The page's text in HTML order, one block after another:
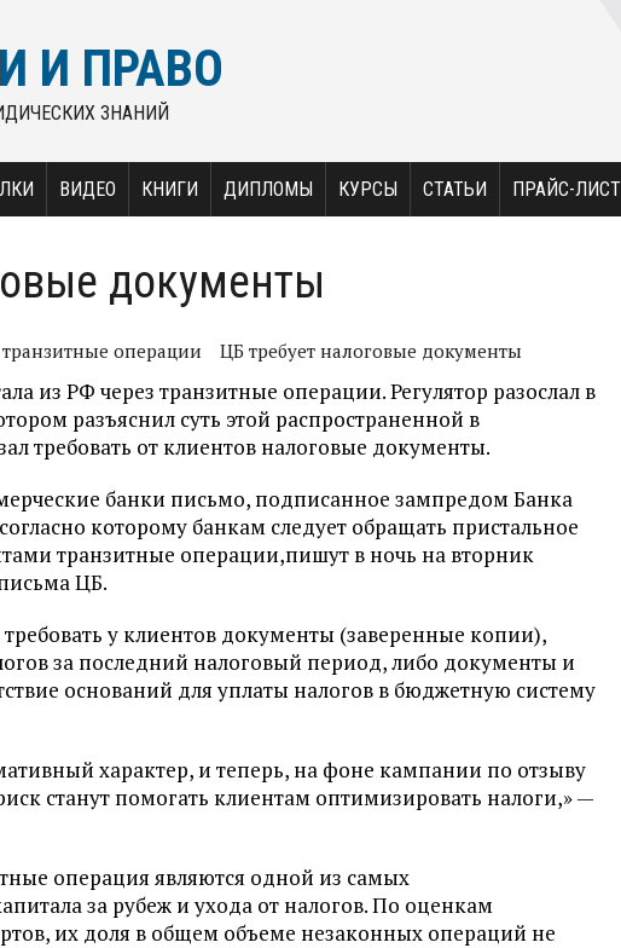
И ПРАВО
ЗНАНИЙ
ВИДЕО КНИГИ ДИПЛОМЫ КУРСЫ СТАТЬИ ПРАЙС-ЛИСТ
документы
транзитные операции ЦБ требует налоговые документы
из РФ через транзитные операции. Регулятор разослал в
разъяснил суть этой распространенной в
требовать от клиентов налоговые документы.
банки письмо, подписанное зампредом Банка
которому банкам следует обращать пристальное
транзитные операции,пишут в ночь на вторник
ЦБ.
у клиентов документы (заверенные копии),
за последний налоговый период, либо документы и
оснований для уплаты налогов в бюджетную систему
характер, и теперь, на фоне кампании по отзыву
станут помогать клиентам оптимизировать налоги,» —
операция являются одной из самых
за рубеж и ухода от налогов. По оценкам
их доля в общем объеме незаконных операций не